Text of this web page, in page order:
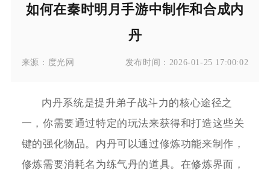
如何在秦时明月手游中制作和合成内
丹
来源： 度光网 发布时间： 2026-01-25 17:00:02
内丹系统是提升弟子战斗力的核心途径之
一，你需要通过特定的玩法来获得和打造这些关
键的强化物品。内丹可以通过修炼功能来制作，
修炼需要消耗名为练气丹的道具。在修炼界面，